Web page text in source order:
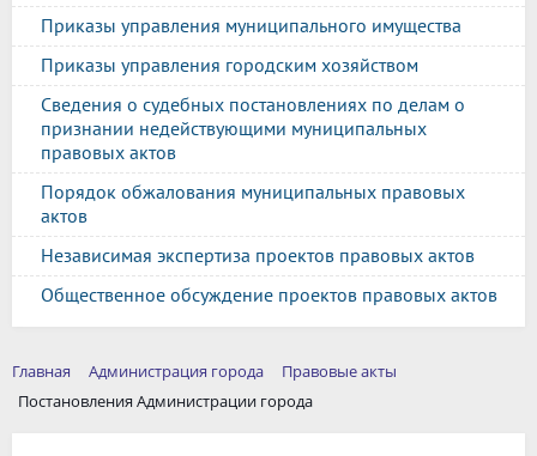
Приказы управления муниципального имущества
Приказы управления городским хозяйством
Сведения о судебных постановлениях по делам о
признании недействующими муниципальных
правовых актов
Порядок обжалования муниципальных правовых
актов
Независимая экспертиза проектов правовых актов
Общественное обсуждение проектов правовых актов
Главная Администрация города
Правовые акты
Постановления Администрации города